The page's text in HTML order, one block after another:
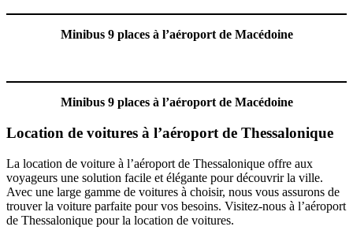
Minibus 9 places à l’aéroport de Macédoine
Minibus 9 places à l’aéroport de Macédoine
Location de voitures à l’aéroport de Thessalonique
La location de voiture à l’aéroport de Thessalonique offre aux
voyageurs une solution facile et élégante pour découvrir la ville.
Avec une large gamme de voitures à choisir, nous vous assurons de
trouver la voiture parfaite pour vos besoins. Visitez-nous à l’aéroport
de Thessalonique pour la location de voitures.